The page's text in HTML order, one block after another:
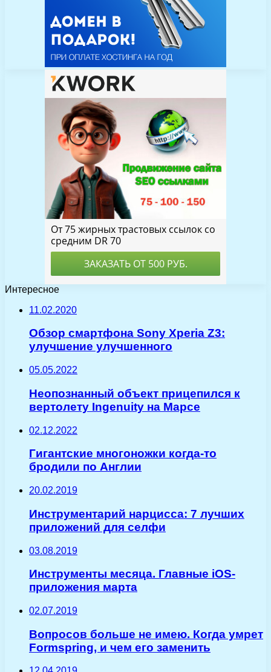
Интересное
11.02.2020
Обзор смартфона Sony Xperia Z3:
улучшение улучшенного
05.05.2022
Неопознанный объект прицепился к
вертолету Ingenuity на Марсе
02.12.2022
Гигантские многоножки когда-то
бродили по Англии
20.02.2019
Инструментарий нарцисса: 7 лучших
приложений для селфи
03.08.2019
Инструменты месяца. Главные iOS-
приложения марта
02.07.2019
Вопросов больше не имею. Когда умрет
Formspring, и чем его заменить